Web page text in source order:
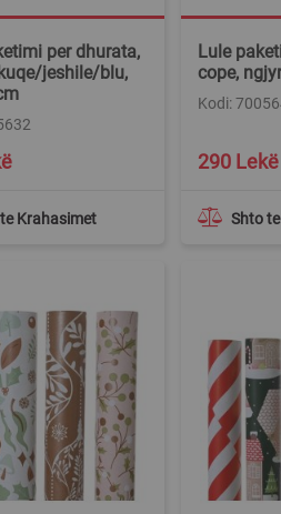
per dhurata,
jeshile/blu,
Krahasimet
Lule
cope,
Kodi:
Shto
290 Lekë